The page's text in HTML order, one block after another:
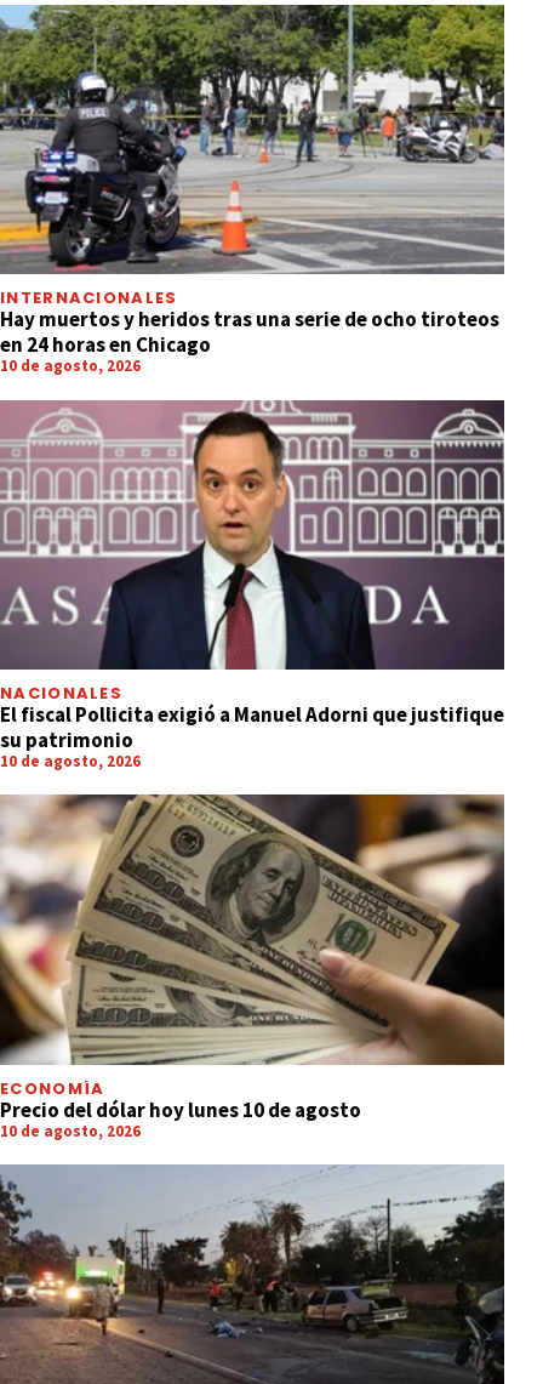
INTERNACIONALES
Hay muertos y heridos tras una serie de ocho tiroteos
en 24 horas en Chicago
10 de agosto, 2026
NACIONALES
El fiscal Pollicita exigió a Manuel Adorni que justifique
su patrimonio
10 de agosto, 2026
ECONOMÍA
Precio del dólar hoy lunes 10 de agosto
10 de agosto, 2026